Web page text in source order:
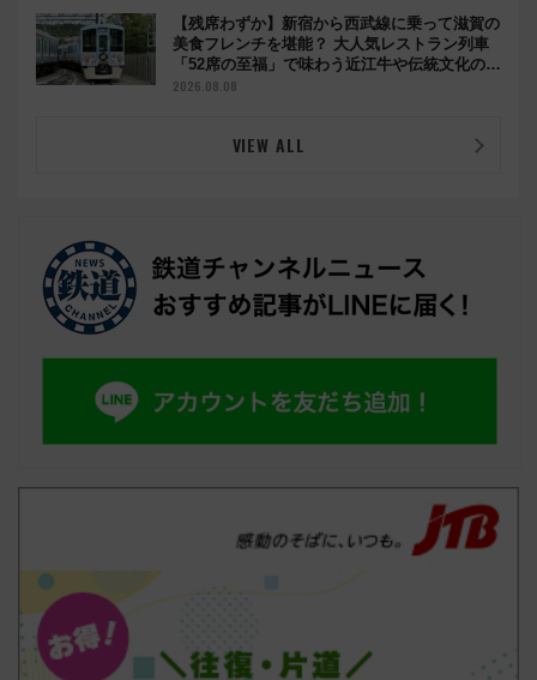
【残席わずか】新宿から西武線に乗って滋賀の
美食フレンチを堪能？ 大人気レストラン列車
「52席の至福」で味わう近江牛や伝統文化の特
別コラボ
2026.08.08
VIEW ALL